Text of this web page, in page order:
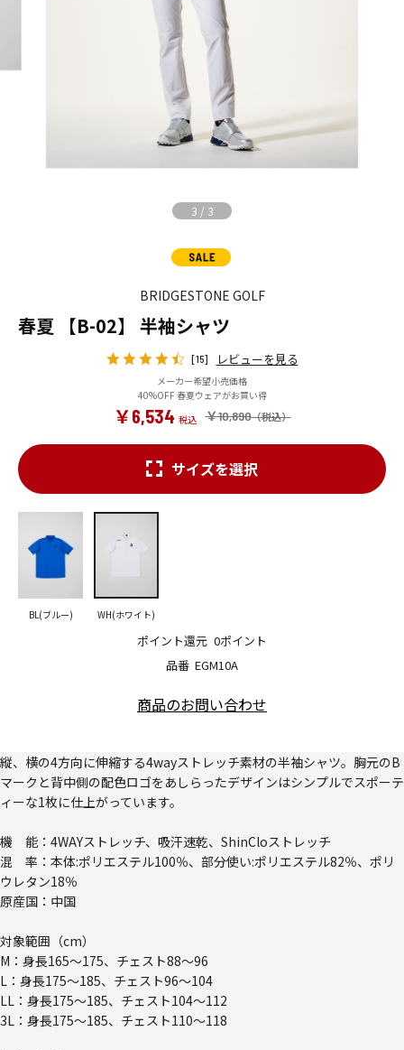
3 / 3
BRIDGESTONE GOLF
春夏 【B-02】 半袖シャツ
[15] レビューを見る
メーカー希望小売価格
40%OFF 春夏ウェアがお買い得
￥10,890
￥6,534
品番 EGM10A
ポイント還元 0ポイント
サイズを選択
BL(ブルー) WH(ホワイト)
商品のお問い合わせ
縦、横の4方向に伸縮する4wayストレッチ素材の半袖シャツ。胸元のB
マークと背中側の配色ロゴをあしらったデザインはシンプルでスポーテ
ィーな1枚に仕上がっています。
機 能：4WAYストレッチ、吸汗速乾、ShinCloストレッチ
混 率：本体:ポリエステル100％、部分使い:ポリエステル82％、ポリ
ウレタン18％
原産国：中国
対象範囲（cm）
M：身長165～175、チェスト88～96
L：身長175～185、チェスト96～104
LL：身長175～185、チェスト104～112
3L：身長175～185、チェスト110～118